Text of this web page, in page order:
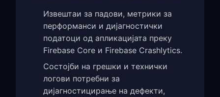
Извештаи за падови, метрики за
перформанси и дијагностички
податоци од апликацијата преку
Firebase Core и Firebase Crashlytics.
Состојби на грешки и технички
логови потребни за
дијагностицирање на дефекти,